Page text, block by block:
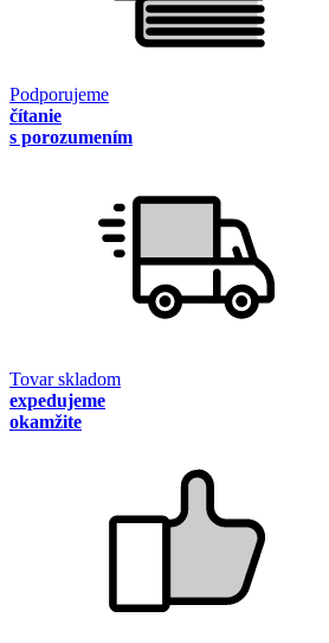
Podporujeme
čítanie
s porozumením
Tovar skladom
expedujeme
okamžite